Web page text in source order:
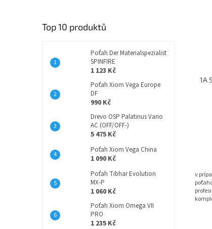
Top 10 produktů
Poťah Der Materialspezialist
SPINFIRE
1 123 Kč
Poťah Xiom Vega Europe
DF
990 Kč
Drevo OSP Palatinus Vario
AC (OFF/OFF-)
5 475 Kč
Poťah Xiom Vega China
1 090 Kč
Poťah Tibhar Evolution
MX-P
1 060 Kč
Poťah Xiom Omega VII
PRO
1 235 Kč
1A
v